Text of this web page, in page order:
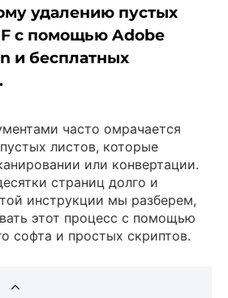
удалению пустых
с помощью Adobe
и бесплатных
часто омрачается
листов, которые
или конвертации.
страниц долго и
инструкции мы разберем,
этот процесс с помощью
софта и простых скриптов.